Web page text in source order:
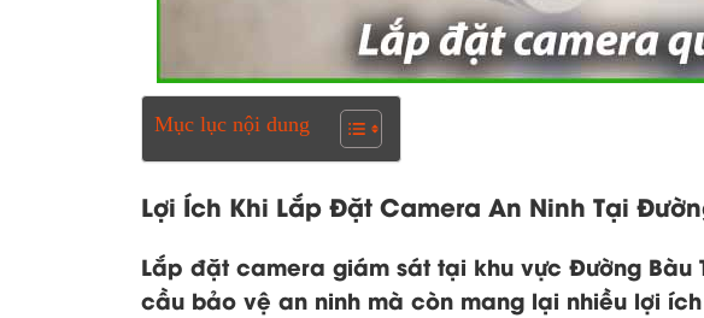
Mục lục nội dung
Lợi Ích Khi Lắp Đặt Camera An Ninh Tại
Lắp đặt camera giám sát tại khu vực Đường Bàu
cầu bảo vệ an ninh mà còn mang lại nhiều lợi